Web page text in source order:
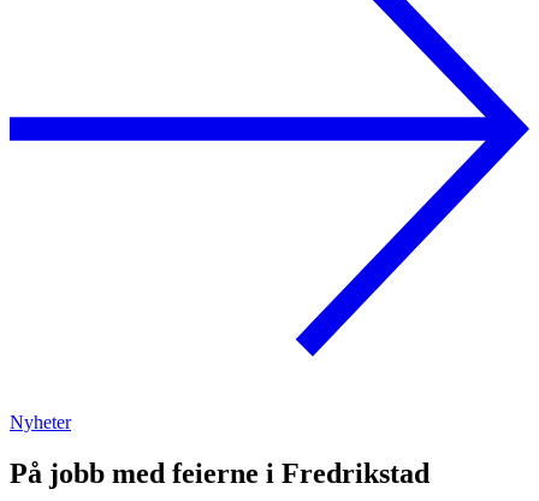
Nyheter
På jobb med feierne i Fredrikstad